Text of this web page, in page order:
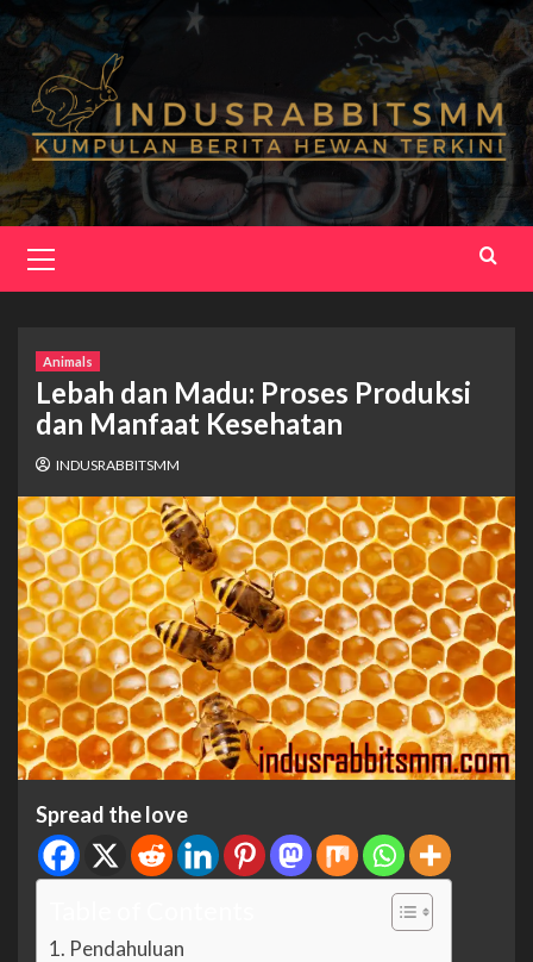
Skip
to
content
Menu
Animals
Lebah dan Madu: Proses Produksi
dan Manfaat Kesehatan
INDUSRABBITSMM
Spread the love
Pendahuluan